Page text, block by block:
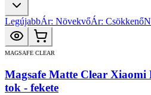
LegújabbÁr: NövekvőÁr: Csökkenő
MAGSAFE CLEAR
Magsafe Matte Clear Xiaomi
tok - fekete